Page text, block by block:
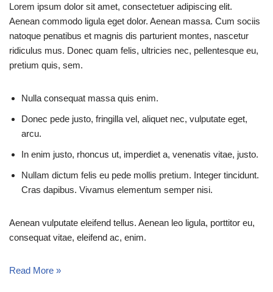
Lorem ipsum dolor sit amet, consectetuer adipiscing elit.
Aenean commodo ligula eget dolor. Aenean massa. Cum sociis
natoque penatibus et magnis dis parturient montes, nascetur
ridiculus mus. Donec quam felis, ultricies nec, pellentesque eu,
pretium quis, sem.
Nulla consequat massa quis enim.
Donec pede justo, fringilla vel, aliquet nec, vulputate eget,
arcu.
In enim justo, rhoncus ut, imperdiet a, venenatis vitae, justo.
Nullam dictum felis eu pede mollis pretium. Integer tincidunt.
Cras dapibus. Vivamus elementum semper nisi.
Aenean vulputate eleifend tellus. Aenean leo ligula, porttitor eu,
consequat vitae, eleifend ac, enim.
Read More »